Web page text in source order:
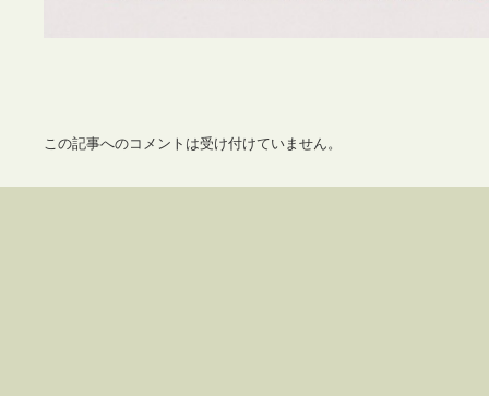
この記事へのコメントは受け付けていません。